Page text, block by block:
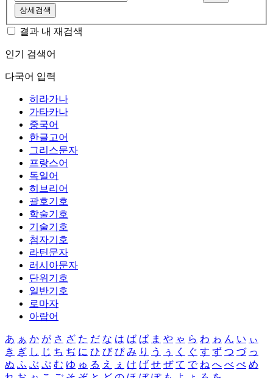
상세검색
결과 내 재검색
인기 검색어
다국어 입력
히라가나
가타카나
중국어
한글고어
그리스문자
프랑스어
독일어
히브리어
괄호기호
학술기호
기술기호
첨자기호
라틴문자
러시아문자
단위기호
일반기호
로마자
아랍어
あ ぁ か が さ ざ た だ な は ば ぱ ま や ゃ ら わ ゎ ん い ぃ
き ぎ し じ ち ぢ に ひ び ぴ み り う ぅ く ぐ す ず つ づ っ
ぬ ふ ぶ ぷ む ゆ ゅ る え ぇ け げ せ ぜ て で ね へ べ ぺ め